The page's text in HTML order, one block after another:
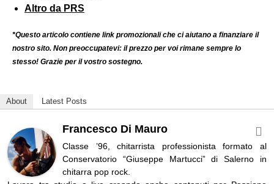
Altro da PRS
*Questo articolo contiene link promozionali che ci aiutano a finanziare il
nostro sito. Non preoccupatevi: il prezzo per voi rimane sempre lo
stesso! Grazie per il vostro sostegno.
About Latest Posts
Francesco Di Mauro
Classe ’96, chitarrista professionista formato al
Conservatorio “Giuseppe Martucci” di Salerno in
chitarra pop rock.